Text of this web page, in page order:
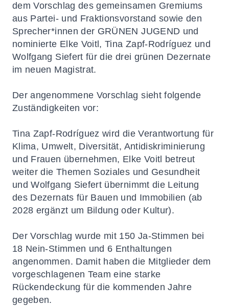
dem Vorschlag des gemeinsamen Gremiums
aus Partei- und Fraktionsvorstand sowie den
Sprecher*innen der GRÜNEN JUGEND und
nominierte Elke Voitl, Tina Zapf-Rodríguez und
Wolfgang Siefert für die drei grünen Dezernate
im neuen Magistrat.
Der angenommene Vorschlag sieht folgende
Zuständigkeiten vor:
Tina Zapf-Rodríguez wird die Verantwortung für
Klima, Umwelt, Diversität, Antidiskriminierung
und Frauen übernehmen, Elke Voitl betreut
weiter die Themen Soziales und Gesundheit
und Wolfgang Siefert übernimmt die Leitung
des Dezernats für Bauen und Immobilien (ab
2028 ergänzt um Bildung oder Kultur).
Der Vorschlag wurde mit 150 Ja-Stimmen bei
18 Nein-Stimmen und 6 Enthaltungen
angenommen. Damit haben die Mitglieder dem
vorgeschlagenen Team eine starke
Rückendeckung für die kommenden Jahre
gegeben.